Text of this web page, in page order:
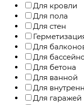
Для кровли
Для пола
Для стен
Для
Для
Для бетона
Для ванной
Для
Для гаражей